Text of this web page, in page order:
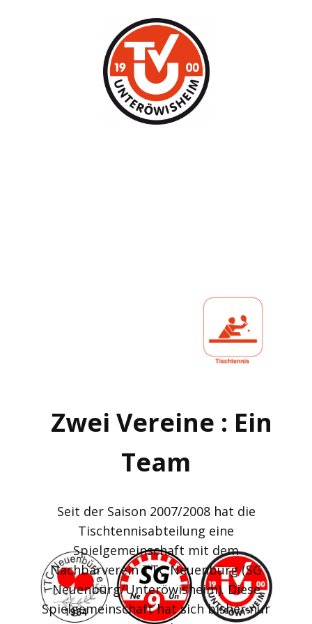
Zwei Vereine : Ein
Team
Seit der Saison 2007/2008 hat die
Tischtennisabteilung eine
Spielgemeinschaft mit dem
Nachbarverein TTC Neuenbürg (SG
Neuenbürg/Unteröwisheim). Diese
Spielgemeinschaft hat sich bisher nur